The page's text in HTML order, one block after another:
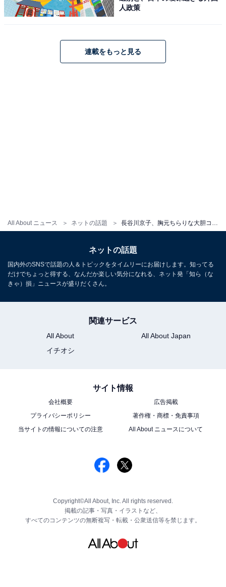
All About ニュース ネットの話題
人政策
連載をもっと見る
ネットの話題
国内外のSNSで話題の人＆トピックをタイムリーにお届けします。知ってる
だけでちょっと得する、なんだか楽しい気分になれる、ネット発「知ら（な
きゃ）損」ニュースが盛りだくさん。
関連サービス
All About
All About Japan
イチオシ
サイト情報
会社概要
広告掲載
プライバシーポリシー
著作権・商標・免責事項
当サイトの情報についての注意
All About ニュースについて
Copyright©All About, Inc. All rights reserved.
掲載の記事・写真・イラストなど、
すべてのコンテンツの無断複写・転載・公衆送信等を禁じます。